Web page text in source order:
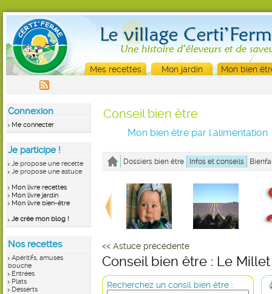
Mes recettes Mon jardin Mon bien
Connexion
Me connecter
Je participe !
Je propose une recette
Je propose une astuce
Mon livre recettes
Mon livre jardin
Mon livre bien-être
Je crée mon blog !
Nos recettes
Apéritifs, amuses
bouche
Entrées
Plats
Desserts
Conseil bien être
Mon bien être par l'alimentation
Dossiers bien être Infos et conseils
<< Astuce précédente
Conseil bien être : Le
Recherchez un consil bien être :